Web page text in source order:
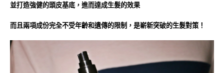
並打造強健的頭皮基底，進而達成生髮的效果
而且兩項成份完全不受年齡和遺傳的限制，是嶄新突破的生髮對策！